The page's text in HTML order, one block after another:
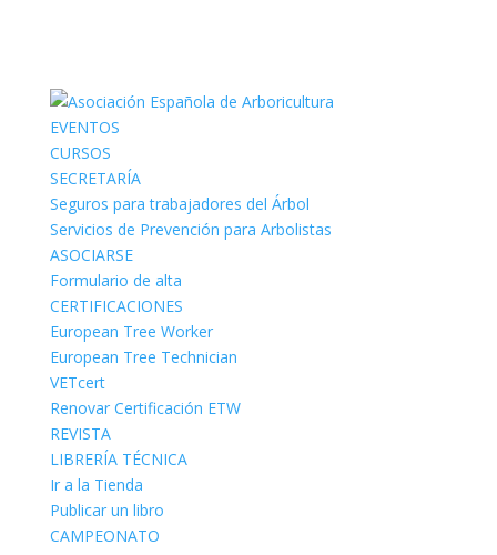
EVENTOS
CURSOS
SECRETARÍA
Seguros para trabajadores del Árbol
Servicios de Prevención para Arbolistas
ASOCIARSE
Formulario de alta
CERTIFICACIONES
European Tree Worker
European Tree Technician
VETcert
Renovar Certificación ETW
REVISTA
LIBRERÍA TÉCNICA
Ir a la Tienda
Publicar un libro
CAMPEONATO